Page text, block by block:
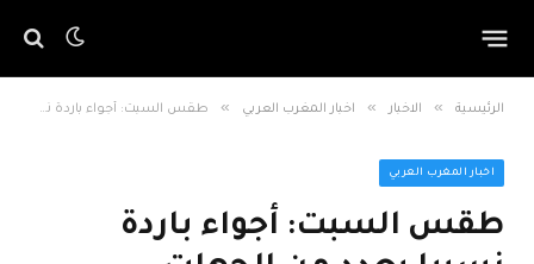
الرئيسية » الاخبار » اخبار المغرب العربي » طقس السبت: أجواء باردة نسبيا بعدد من الجهات
اخبار المغرب العربي
طقس السبت: أجواء باردة